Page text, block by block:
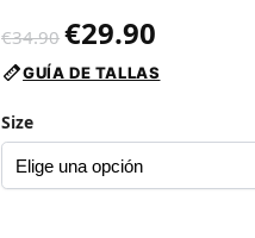
€34.90 €29.90
GUÍA DE TALLAS
Size